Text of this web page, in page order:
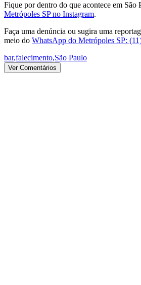
Fique por dentro do que acontece em São
Metrópoles SP no Instagram.
Faça uma denúncia ou sugira uma
meio do WhatsApp do Metrópoles SP:
bar,falecimento,São Paulo
Ver Comentários